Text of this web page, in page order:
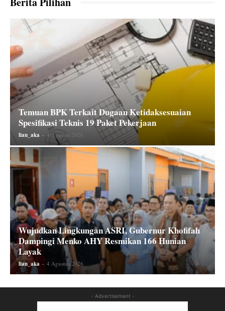
Temuan BPK Terkait Dugaan Ketidaksesuaian
Spesifikasi Teknis 19 Paket Pekerjaan
lian_aka - 4 Agustus 2026
Wujudkan Lingkungan ASRI, Gubernur Khofifah
Dampingi Menko AHY Resmikan 166 Hunian
Layak
lian_aka - 4 Agustus 2026
- Advertisement -